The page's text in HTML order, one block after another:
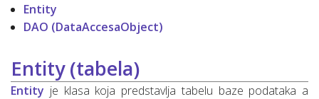
Entity
DAO (DataAccesaObject)
Entity (tabela)
Entity je klasa koja predstavlja tabelu baze podataka a